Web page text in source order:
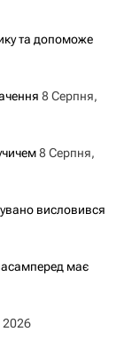
та допоможе
8 Серпня,
8 Серпня,
висловився
має
2026